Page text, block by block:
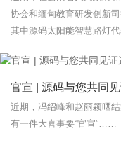
协会和缅甸教育研发创新
其中源码太阳能智慧路灯
官宣 | 源码与您共同
近期，冯绍峰和赵丽颖晒
有一件大喜事要“官宣”……